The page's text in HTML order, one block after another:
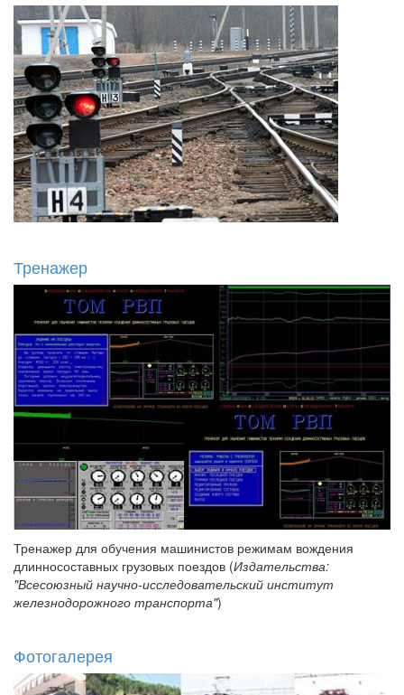
Тренажер
Тренажер для обучения машинистов режимам вождения
длинносоставных грузовых поездов (Издательства:
"Всесоюзный научно-исследовательский институт
железнодорожного транспорта")
Фотогалерея